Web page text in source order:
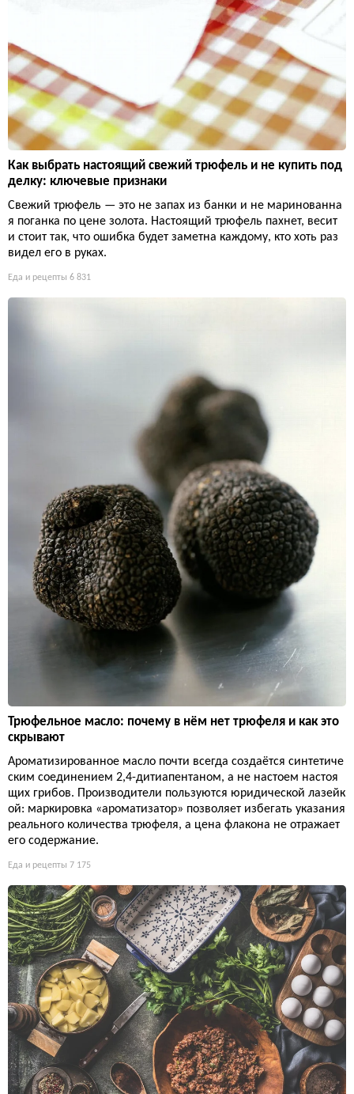
Как выбрать настоящий свежий трюфель и не купить под
делку: ключевые признаки
Свежий трюфель — это не запах из банки и не маринованна
я поганка по цене золота. Настоящий трюфель пахнет, весит
и стоит так, что ошибка будет заметна каждому, кто хоть раз
видел его в руках.
Еда и рецепты 6 831
Трюфельное масло: почему в нём нет трюфеля и как это
скрывают
Ароматизированное масло почти всегда создаётся синтетиче
ским соединением 2,4-дитиапентаном, а не настоем настоя
щих грибов. Производители пользуются юридической лазейк
ой: маркировка «ароматизатор» позволяет избегать указания
реального количества трюфеля, а цена флакона не отражает
его содержание.
Еда и рецепты 7 175